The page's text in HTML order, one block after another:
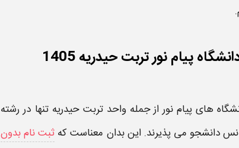
پیام نور تربت حیدریه 1405
های پیام نوراز جمله واحدتربت حیدریه تنها در رشته
دانشجو می پذیرند. این بدان معناست که ثبت نام بدون